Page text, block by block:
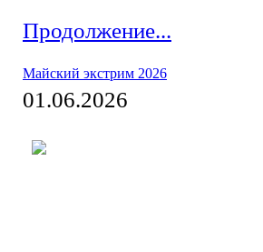
Продолжение...
Майский экстрим 2026
01.06.2026